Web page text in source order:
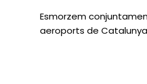
Esmorzem
aeroports de Catalunya